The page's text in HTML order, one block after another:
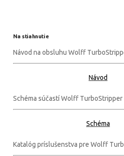
Na stiahnutie
Návod na obsluhu Wolff
Návod
Schéma súčastí Wolff TurboStripper
Schéma
Katalóg príslušenstva pre Wolff